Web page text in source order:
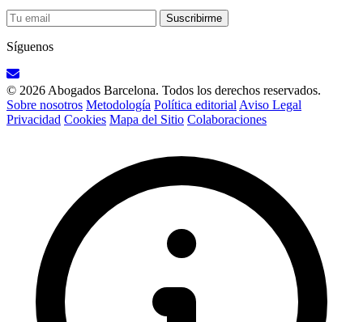
Suscribirme
Síguenos
© 2026 Abogados Barcelona. Todos los derechos reservados.
Sobre nosotros Metodología Política editorial Aviso Legal
Privacidad Cookies Mapa del Sitio Colaboraciones